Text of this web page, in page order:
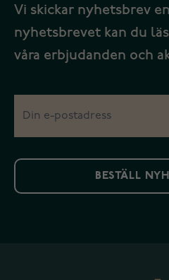
Vi skickar nyhetsbrev
nyhetsbrevet kan du
våra erbjudanden och
BESTÄLL